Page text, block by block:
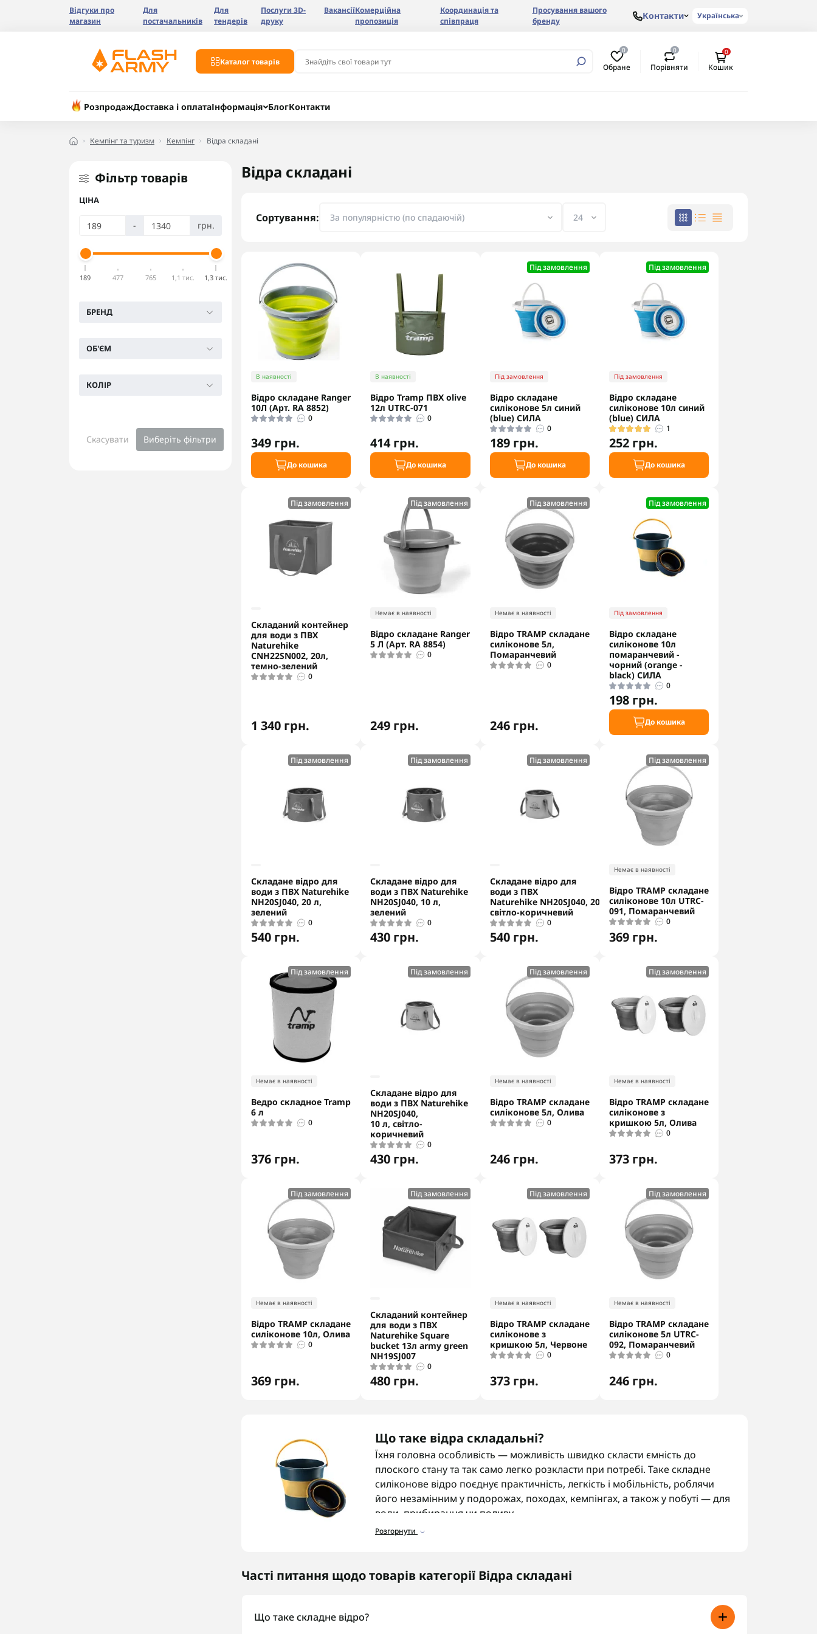
Відгуки про
магазин
Для
постачальників
Для
тендерів
Послуги 3D-
друку
ВакансіїКомерційна
пропозиція
Координація та
співпраця
Просування вашого
бренду
Контакти Українська
Каталог товарів
0
Обране
0
Порівняти
0
Кошик
РозпродажДоставка і оплатаІнформація БлогКонтакти
Кемпінг та туризм Кемпінг Відра складані
Фільтр товарів
ЦІНА
- грн.
189 477 765 1,1 тис. 1,3 тис.
БРЕНД
ОБ'ЄМ
КОЛІР
Скасувати Виберіть фільтри
Відра складані
Сортування:
В наявності
Відро складане Ranger
10Л (Арт. RA 8852)
0
349 грн.
До кошика
В наявності
Відро Tramp ПВХ olive
12л UTRC-071
0
414 грн.
До кошика
Під замовлення
Під замовлення
Відро складане
силіконове 5л синий
(blue) СИЛА
0
189 грн.
До кошика
Під замовлення
Під замовлення
Відро складане
силіконове 10л синий
(blue) СИЛА
1
252 грн.
До кошика
Під замовлення
Складаний контейнер
для води з ПВХ
Naturehike
CNH22SN002, 20л,
темно-зелений
0
1 340 грн.
Під замовлення
Немає в наявності
Відро складане Ranger
5 Л (Арт. RA 8854)
0
249 грн.
Під замовлення
Немає в наявності
Відро TRAMP складане
силіконове 5л,
Помаранчевий
0
246 грн.
Під замовлення
Під замовлення
Відро складане
силіконове 10л
помаранчевий -
чорний (orange -
black) СИЛА
0
198 грн.
До кошика
Під замовлення
Складане відро для
води з ПВХ Naturehike
NH20SJ040, 20 л,
зелений
0
540 грн.
Під замовлення
Складане відро для
води з ПВХ Naturehike
NH20SJ040, 10 л,
зелений
0
430 грн.
Під замовлення
Складане відро для
води з ПВХ
Naturehike NH20SJ040, 20 л,
світло-коричневий
0
540 грн.
Під замовлення
Немає в наявності
Відро TRAMP складане
силіконове 10л UTRC-
091, Помаранчевий
0
369 грн.
Під замовлення
Немає в наявності
Ведро складное Tramp
6 л
0
376 грн.
Під замовлення
Складане відро для
води з ПВХ Naturehike
NH20SJ040,
10 л, світло-
коричневий
0
430 грн.
Під замовлення
Немає в наявності
Відро TRAMP складане
силіконове 5л, Олива
0
246 грн.
Під замовлення
Немає в наявності
Відро TRAMP складане
силіконове з
кришкою 5л, Олива
0
373 грн.
Під замовлення
Немає в наявності
Відро TRAMP складане
силіконове 10л, Олива
0
369 грн.
Під замовлення
Складаний контейнер
для води з ПВХ
Naturehike Square
bucket 13л army green
NH19SJ007
0
480 грн.
Під замовлення
Немає в наявності
Відро TRAMP складане
силіконове з
кришкою 5л, Червоне
0
373 грн.
Під замовлення
Немає в наявності
Відро TRAMP складане
силіконове 5л UTRC-
092, Помаранчевий
0
246 грн.
Що таке відра складальні?
Їхня головна особливість — можливість швидко скласти ємність до
плоского стану та так само легко розкласти при потребі. Таке складне
силіконове відро поєднує практичність, легкість і мобільність, роблячи
його незамінним у подорожах, походах, кемпінгах, а також у побуті — для
води, прибирання чи поливу.
Матеріали складальних відер
гнучкого, міцного та безпечного матеріалу, який витримує значні
навантаження і температурні коливання. Відро силіконове складне має
зберіганні. Такі відра придатні і для харчових, і для технічних потреб. Це
Розгорнути
Часті питання щодо товарів категорії Відра складані
Що таке складне відро?